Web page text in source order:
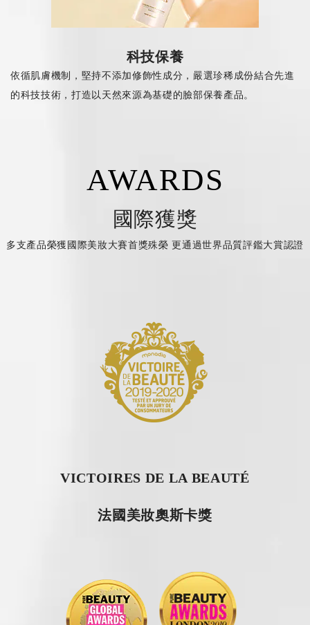
科技保養
依循肌膚機制，堅持不添加修飾性成分，嚴選珍稀成份結合先進
的科技技術，打造以天然來源為基礎的臉部保養產品。
AWARDS
國際獲獎
多支產品榮獲國際美妝大賽首獎殊榮 更通過世界品質評鑑大賞認證
VICTOIRES DE LA BEAUTÉ
法國美妝奧斯卡獎